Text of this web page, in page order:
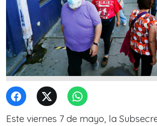
Este viernes 7 de mayo, la